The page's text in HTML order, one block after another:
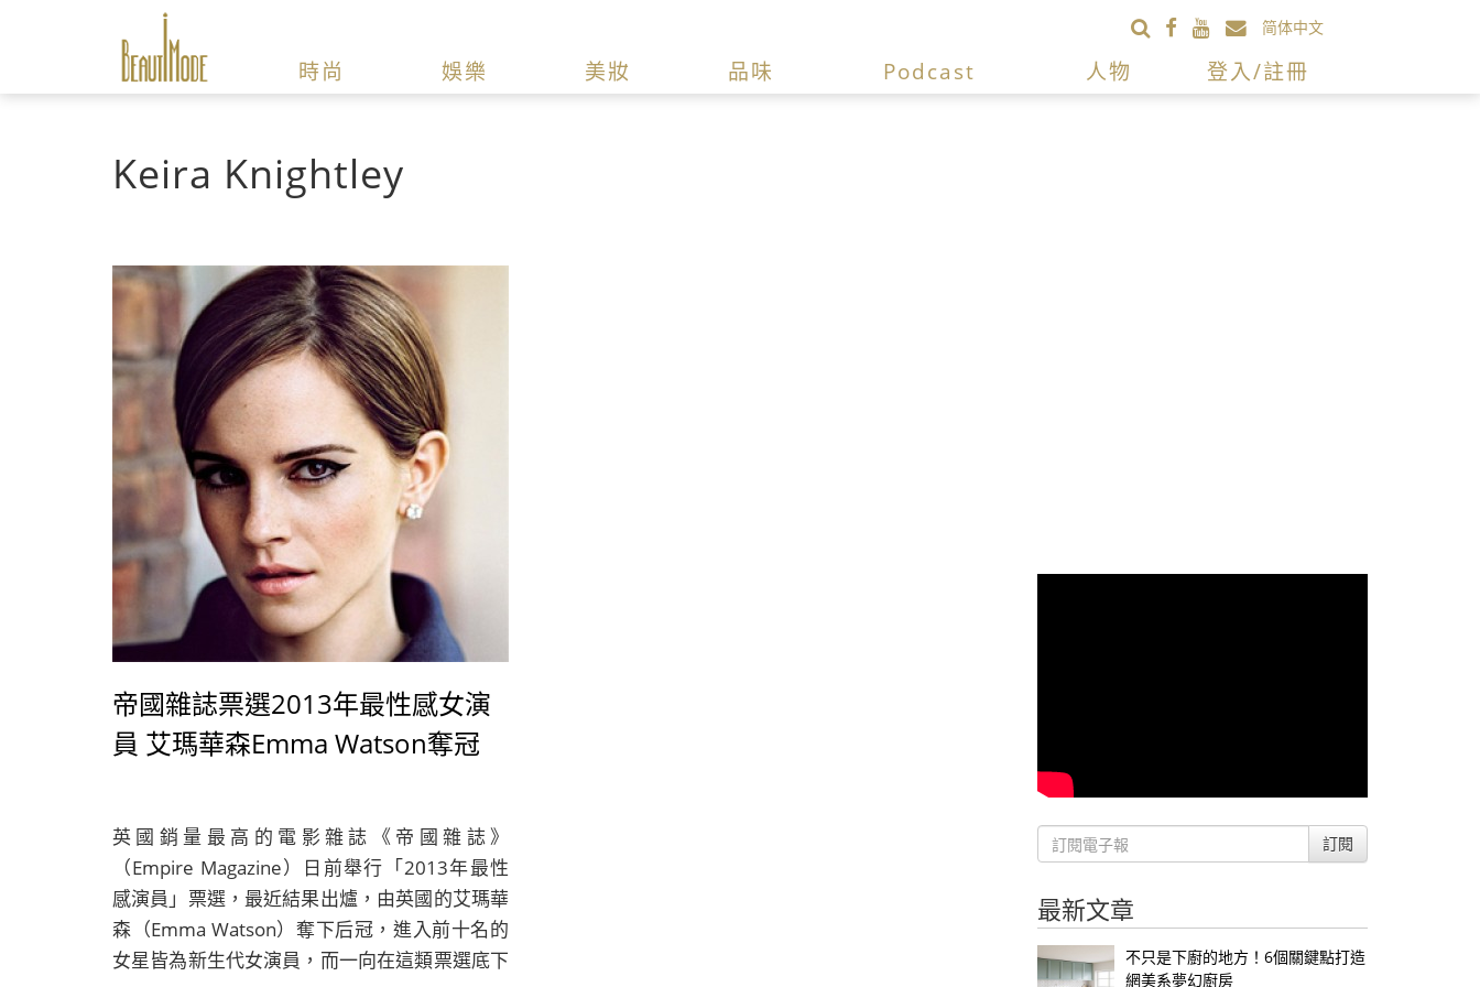
简体中文
時尚 娛樂 美妝 品味 Podcast 人物 登入/註冊
Keira Knightley
帝國雜誌票選2013年最性感女演
員 艾瑪華森Emma Watson奪冠
英國銷量最高的電影雜誌《帝國雜誌》
（Empire Magazine）日前舉行「2013年最性
感演員」票選，最近結果出爐，由英國的艾瑪華
森（Emma Watson）奪下后冠，進入前十名的
女星皆為新生代女演員，而一向在這類票選底下
訂閱
最新文章
不只是下廚的地方！6個關鍵點打造
網美系夢幻廚房